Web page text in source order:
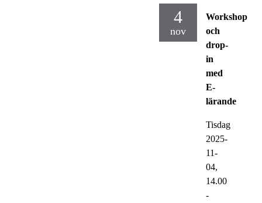
4
nov
Workshop
och
drop-
in
med
E-
lärande
Tisdag
2025-
11-
04,
14.00
-